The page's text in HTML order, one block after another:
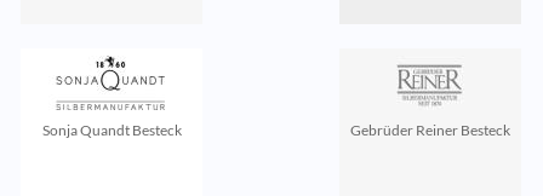
Sonja Quandt Besteck Gebrüder Reiner Besteck